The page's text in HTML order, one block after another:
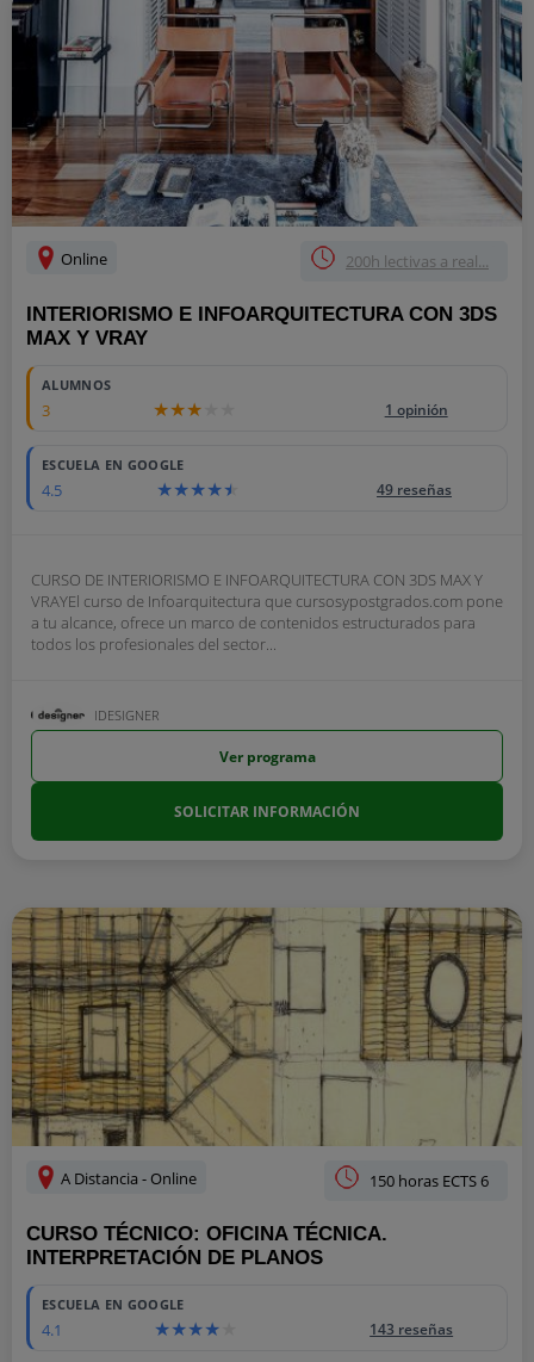
Online 200h lectivas a real...
INTERIORISMO E INFOARQUITECTURA CON 3DS
MAX Y VRAY
ALUMNOS
3 1 opinión
ESCUELA EN GOOGLE
4.5 49 reseñas
CURSO DE INTERIORISMO E INFOARQUITECTURA CON 3DS MAX Y
VRAYEl curso de Infoarquitectura que cursosypostgrados.com pone
a tu alcance, ofrece un marco de contenidos estructurados para
todos los profesionales del sector...
IDESIGNER
Ver programa
SOLICITAR INFORMACIÓN
A Distancia - Online 150 horas ECTS 6
CURSO TÉCNICO: OFICINA TÉCNICA.
INTERPRETACIÓN DE PLANOS
ESCUELA EN GOOGLE
4.1 143 reseñas